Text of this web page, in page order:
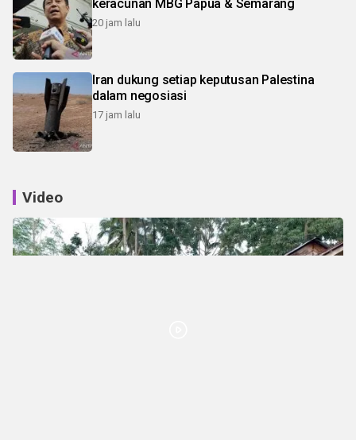
keracunan MBG Papua & Semarang
20 jam lalu
Iran dukung setiap keputusan Palestina
dalam negosiasi
17 jam lalu
Video